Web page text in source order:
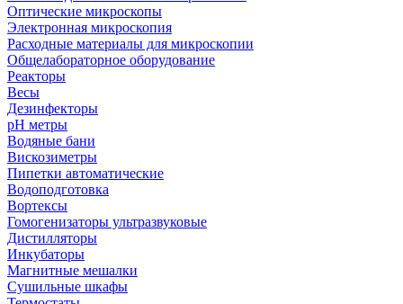
Оптические микроскопы
Электронная микроскопия
Расходные материалы для микроскопии
Общелабораторное оборудование
Реакторы
Весы
Дезинфекторы
рН метры
Водяные бани
Вискозиметры
Пипетки автоматические
Водоподготовка
Вортексы
Гомогенизаторы ультразвуковые
Дистилляторы
Инкубаторы
Магнитные мешалки
Сушильные шкафы